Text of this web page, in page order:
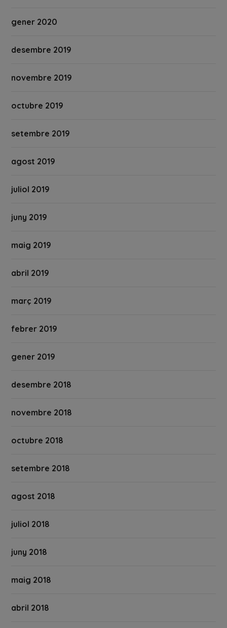
gener 2020
desembre 2019
novembre 2019
octubre 2019
setembre 2019
agost 2019
juliol 2019
juny 2019
maig 2019
abril 2019
març 2019
febrer 2019
gener 2019
desembre 2018
novembre 2018
octubre 2018
setembre 2018
agost 2018
juliol 2018
juny 2018
maig 2018
abril 2018